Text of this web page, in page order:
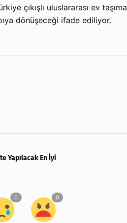
çıkışlı uluslararası ev taşıma
dönüşeceği ifade ediliyor.
Yapılacak En İyi